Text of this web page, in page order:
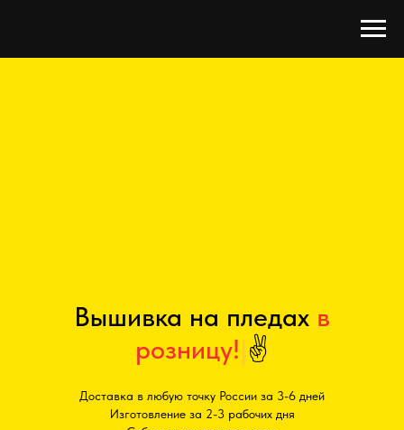
Вышивка на пледахв р|
Изготовление за 2-3 рабочих дня
Собственное производство.